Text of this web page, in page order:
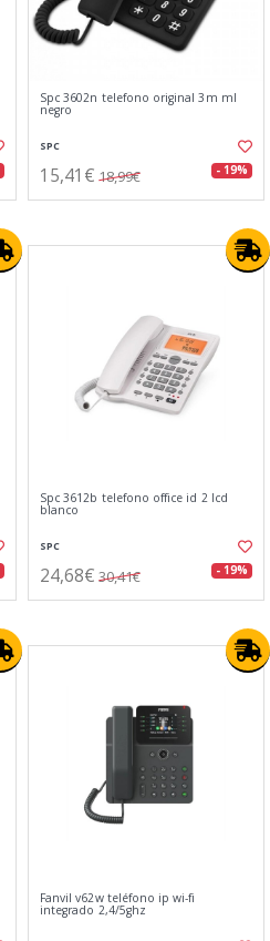
Spc 3602n telefono original 3m ml
negro
SPC
15,41€ 18,99€ - 19%
Spc 3612b telefono office id 2 lcd
blanco
SPC
24,68€ 30,41€ - 19%
Fanvil v62w teléfono ip wi-fi
integrado 2,4/5ghz